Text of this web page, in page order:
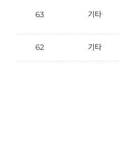
63 기타
62 기타